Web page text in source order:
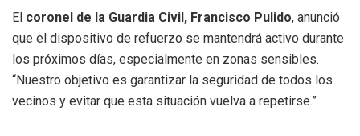
El coronel de la Guardia Civil, Francisco Pulido, anunció
que el dispositivo de refuerzo se mantendrá activo durante
los próximos días, especialmente en zonas sensibles.
“Nuestro objetivo es garantizar la seguridad de todos los
vecinos y evitar que esta situación vuelva a repetirse.”